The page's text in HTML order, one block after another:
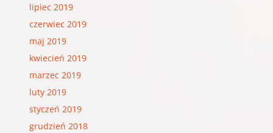
lipiec 2019
czerwiec 2019
maj 2019
kwiecień 2019
marzec 2019
luty 2019
styczeń 2019
grudzień 2018